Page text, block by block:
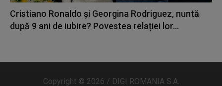
Cristiano Ronaldo și Georgina Rodriguez, nuntă
după 9 ani de iubire? Povestea relației lor...
Copyright © 2026 / DIGI ROMANIA S.A.